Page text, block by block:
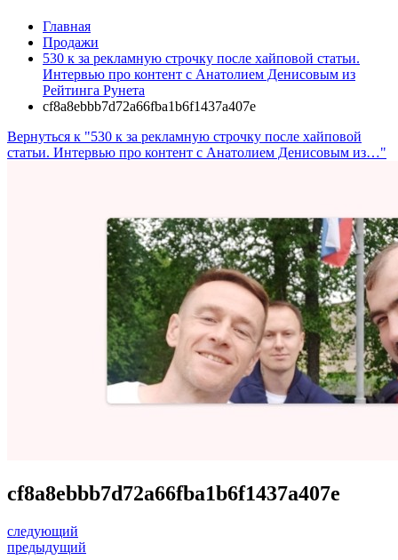
Главная
Продажи
530 к за рекламную строчку после хайповой статьи.
Интервью про контент с Анатолием Денисовым из
Рейтинга Рунета
cf8a8ebbb7d72a66fba1b6f1437a407e
Вернуться к "530 к за рекламную строчку после хайповой
статьи. Интервью про контент с Анатолием Денисовым из…"
cf8a8ebbb7d72a66fba1b6f1437a407e
следующий
предыдущий